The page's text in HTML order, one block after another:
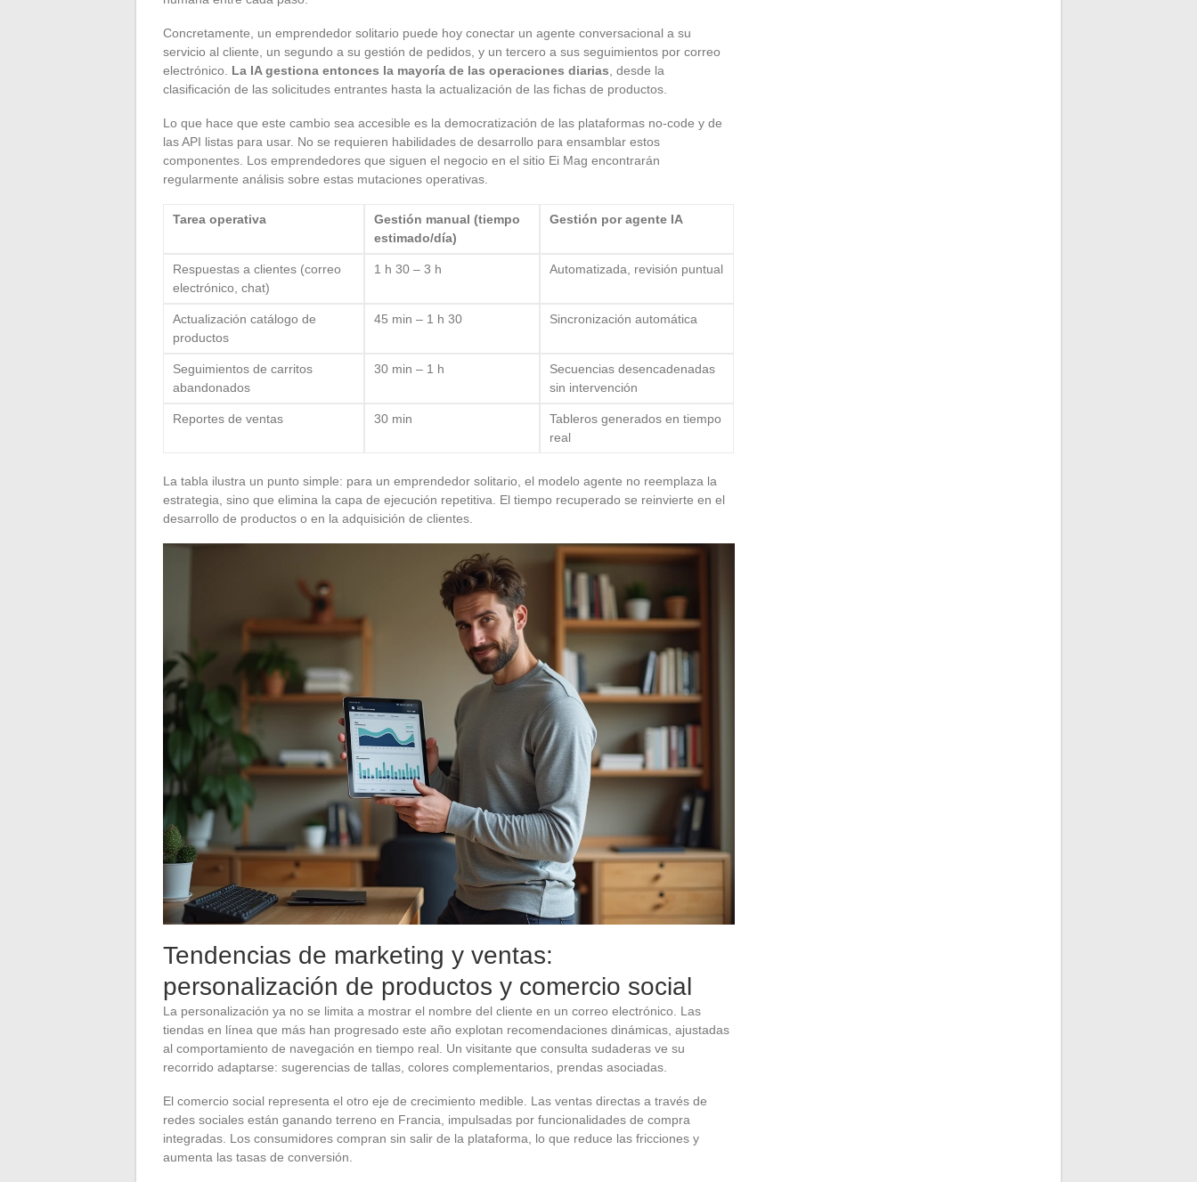
Concretamente, un emprendedor solitario puede hoy conectar un agente conversacional a su
servicio al cliente, un segundo a su gestión de pedidos, y un tercero a sus seguimientos por correo
electrónico. La IA gestiona entonces la mayoría de las operaciones diarias , desde la
clasificación de las solicitudes entrantes hasta la actualización de las fichas de productos.
Lo que hace que este cambio sea accesible es la democratización de las plataformas no-code y de
las API listas para usar. No se requieren habilidades de desarrollo para ensamblar estos
componentes. Los emprendedores que siguen el negocio en el sitio Ei Mag encontrarán
regularmente análisis sobre estas mutaciones operativas.
Tarea operativa
Gestión manual (tiempo
estimado/día)
Gestión por agente IA
Respuestas a clientes (correo
electrónico, chat)
1 h 30 – 3 h Automatizada, revisión puntual
Actualización catálogo de
productos
45 min – 1 h 30 Sincronización automática
Seguimientos de carritos
abandonados
30 min – 1 h
Secuencias desencadenadas
sin intervención
Reportes de ventas 30 min
Tableros generados en tiempo
real
La tabla ilustra un punto simple: para un emprendedor solitario, el modelo agente no reemplaza la
estrategia, sino que elimina la capa de ejecución repetitiva. El tiempo recuperado se reinvierte en el
desarrollo de productos o en la adquisición de clientes.
Tendencias de marketing y ventas:
personalización de productos y comercio social
La personalización ya no se limita a mostrar el nombre del cliente en un correo electrónico. Las
tiendas en línea que más han progresado este año explotan recomendaciones dinámicas, ajustadas
al comportamiento de navegación en tiempo real. Un visitante que consulta sudaderas ve su
recorrido adaptarse: sugerencias de tallas, colores complementarios, prendas asociadas.
El comercio social representa el otro eje de crecimiento medible. Las ventas directas a través de
redes sociales están ganando terreno en Francia, impulsadas por funcionalidades de compra
integradas. Los consumidores compran sin salir de la plataforma, lo que reduce las fricciones y
aumenta las tasas de conversión.